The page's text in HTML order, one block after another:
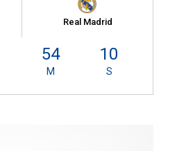
Real Madrid
54
M
10
S